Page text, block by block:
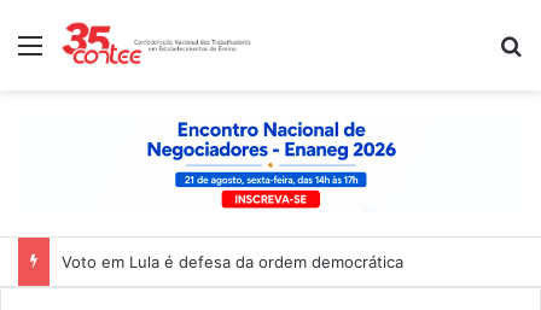
Menu
Voto em Lula é defesa da ordem democrática